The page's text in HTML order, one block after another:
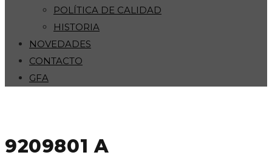
POLÍTICA DE CALIDAD
HISTORIA
NOVEDADES
CONTACTO
GFA
9209801 A